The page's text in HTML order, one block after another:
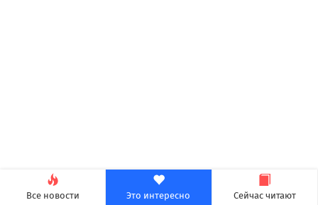
Все новости Это интересно Сейчас читают